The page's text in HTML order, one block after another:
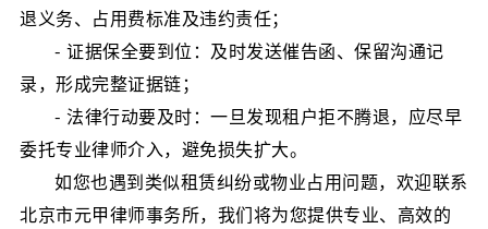
退义务、占用费标准及违约责任；
- 证据保全要到位：及时发送催告函、保留沟通记
录，形成完整证据链；
- 法律行动要及时：一旦发现租户拒不腾退，应尽早
委托专业律师介入，避免损失扩大。
如您也遇到类似租赁纠纷或物业占用问题，欢迎联系
北京市元甲律师事务所，我们将为您提供专业、高效的